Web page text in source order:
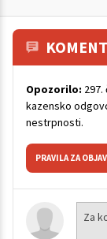
Opozorilo:
kazensko
nestrpnosti.
PRAVILA ZA